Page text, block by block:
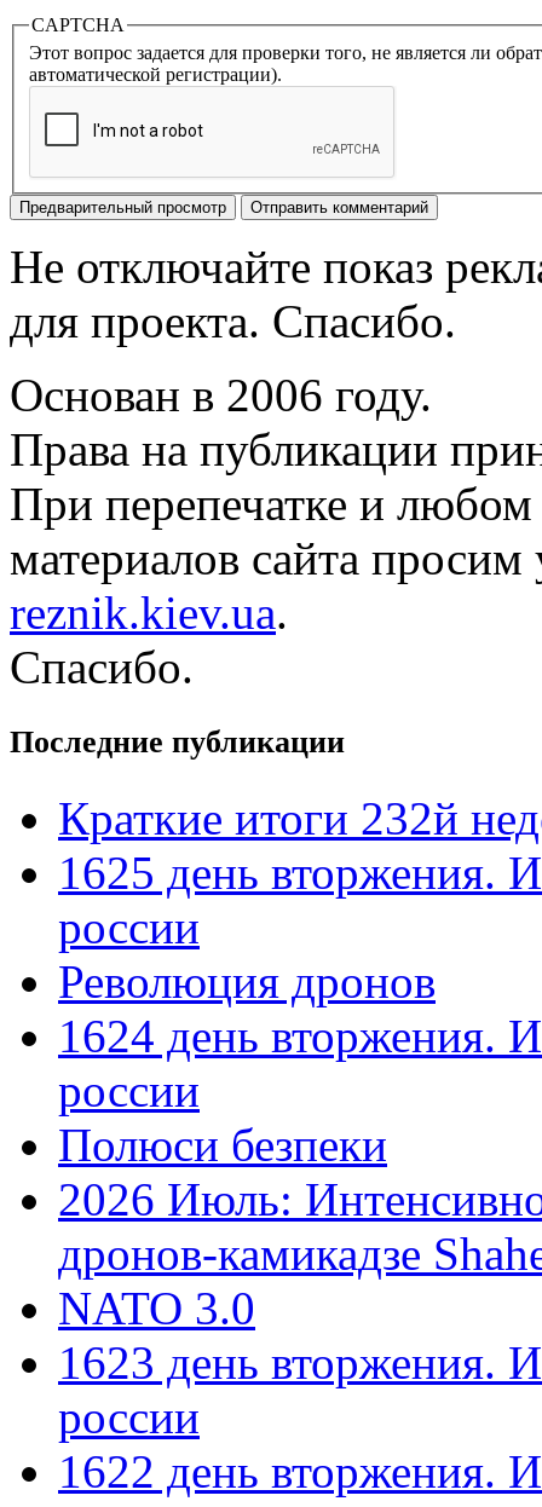
CAPTCHA
Этот вопрос задается для проверки того, не является ли
автоматической регистрации).
Не отключайте показ
для проекта. Спасибо.
Основан в 2006 году.
Права на публикации
При перепечатке и
материалов сайта просим
reznik.kiev.ua.
Спасибо.
Последние публикации
Краткие итоги 232й
1625 день вторжения.
россии
Революция дронов
1624 день вторжения.
россии
Полюси безпеки
2026 Июль:
дронов-камикадзе
NATO 3.0
1623 день вторжения.
россии
1622 день вторжения.